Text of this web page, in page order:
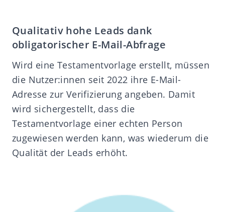
Qualitativ hohe Leads dank
obligatorischer E-Mail-Abfrage
Wird eine Testamentvorlage erstellt, müssen
die Nutzer:innen seit 2022 ihre E-Mail-
Adresse zur Verifizierung angeben. Damit
wird sichergestellt, dass die
Testamentvorlage einer echten Person
zugewiesen werden kann, was wiederum die
Qualität der Leads erhöht.